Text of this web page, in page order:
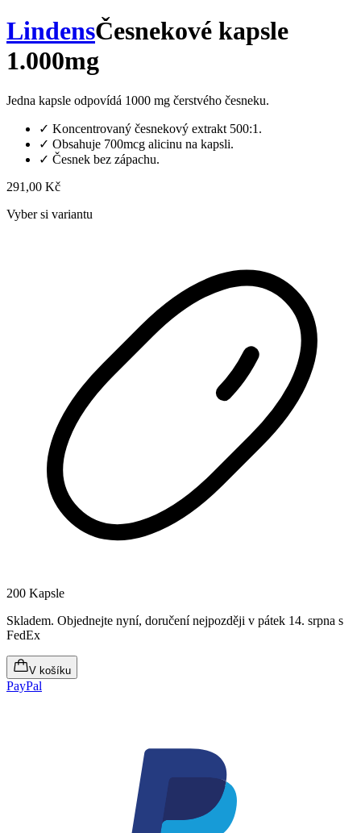
LindensČesnekové kapsle
1.000mg
Jedna kapsle odpovídá 1000 mg čerstvého česneku.
✓ Koncentrovaný česnekový extrakt 500:1.
✓ Obsahuje 700mcg alicinu na kapsli.
✓ Česnek bez zápachu.
291,00 Kč
Vyber si variantu
200 Kapsle
Skladem. Objednejte nyní, doručení nejpozději v pátek 14. srpna s
FedEx
V košíku
PayPal